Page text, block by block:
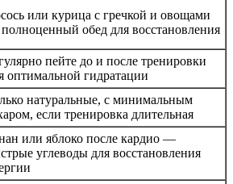
или курица с гречкой и овощами
обед для восстановления
пейте до и после тренировки
оптимальной гидратации
натуральные, с минимальным
если тренировка длительная
или яблоко после кардио —
углеводы для восстановления